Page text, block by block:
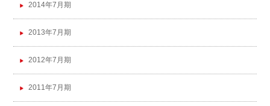
2014年7月期
2013年7月期
2012年7月期
2011年7月期